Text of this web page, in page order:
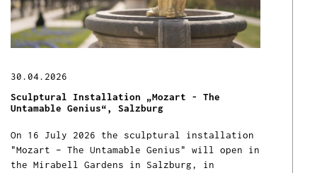
30.04.2026
Sculptural Installation „Mozart - The
Untamable Genius“, Salzburg
On 16 July 2026 the sculptural installation
"Mozart – The Untamable Genius" will open in
the Mirabell Gardens in Salzburg, in